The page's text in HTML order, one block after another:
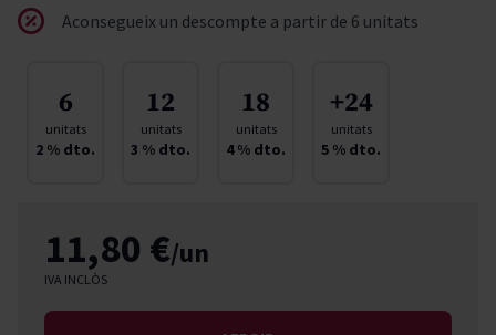
Aconsegueix un descompte a partir de 6 unitats
6
unitats
2 % dto.
12
unitats
3 % dto.
18
unitats
4% dto.
+24
unitats
5 % dto.
11,80 €/un
IVA INCLÒS